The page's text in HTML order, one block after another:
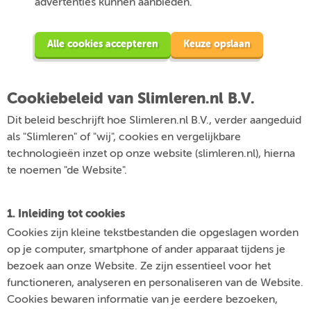
Alle cookies accepteren Keuze opslaan
Cookiebeleid van Slimleren.nl B.V.
Dit beleid beschrijft hoe Slimleren.nl B.V., verder aangeduid
als "Slimleren" of "wij", cookies en vergelijkbare
technologieën inzet op onze website (slimleren.nl), hierna
te noemen "de Website".
1. Inleiding tot cookies
Cookies zijn kleine tekstbestanden die opgeslagen worden
op je computer, smartphone of ander apparaat tijdens je
bezoek aan onze Website. Ze zijn essentieel voor het
functioneren, analyseren en personaliseren van de Website.
Cookies bewaren informatie van je eerdere bezoeken,